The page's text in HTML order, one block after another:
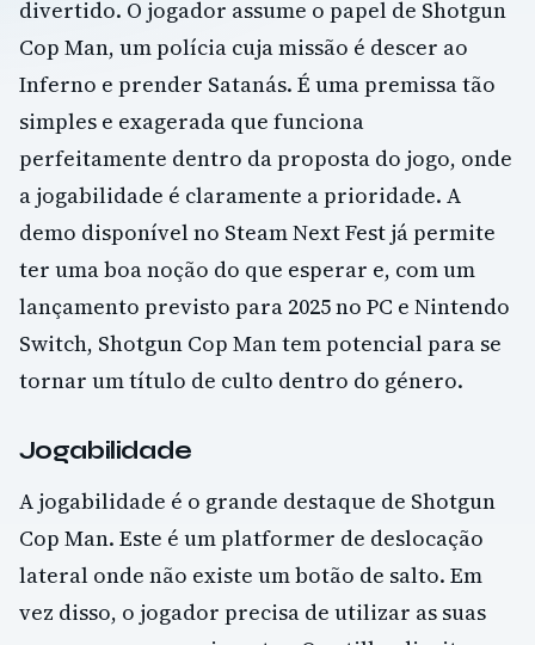
divertido. O jogador assume o papel de Shotgun
Cop Man, um polícia cuja missão é descer ao
Inferno e prender Satanás. É uma premissa tão
simples e exagerada que funciona
perfeitamente dentro da proposta do jogo, onde
a jogabilidade é claramente a prioridade. A
demo disponível no Steam Next Fest já permite
ter uma boa noção do que esperar e, com um
lançamento previsto para 2025 no PC e Nintendo
Switch, Shotgun Cop Man tem potencial para se
tornar um título de culto dentro do género.
Jogabilidade
A jogabilidade é o grande destaque de Shotgun
Cop Man. Este é um platformer de deslocação
lateral onde não existe um botão de salto. Em
vez disso, o jogador precisa de utilizar as suas